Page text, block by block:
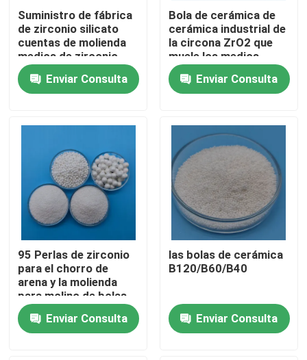
Sobre nosotros
Visita a la fábrica
Contacto
Solicitar una cotización
Medios de voladura de cerámica
Voladura de cerámica de la gota
Suministro de fábrica
de zirconio silicato
cuentas de molienda
medios de zirconio
bolas de cerámica
Enviar Consulta
Bola de cerámica de
cerámica industrial de
la circona ZrO2 que
muele los medios
granos del silicato de
circonioEnviar Consulta
95 Perlas de zirconio
para el chorro de
arena y la molienda
para molino de bolas
planetario
Enviar Consulta
las bolas de cerámica
B120/B60/B40
Enviar Consulta